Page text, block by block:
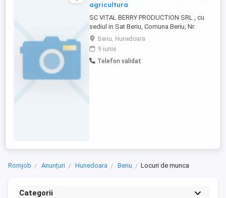
agricultura
SC VITAL BERRY PRODUCTION SRL , cu
sediul in Sat Beriu, Comuna Beriu, Nr.
192B, Ap. BIROU-2, Judet Hunedoara,
angajeaza: Muncitor necalificat în
agricultură CV-urile se depun la sediul
firmei sau la adresa de mail.
Beriu, Hunedoara
9 iunie
Telefon validat
Romjob Anunțuri Hunedoara Beriu Locuri de munca
Categorii